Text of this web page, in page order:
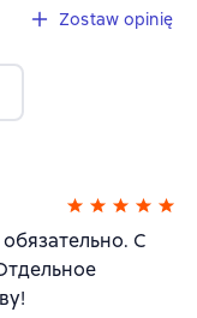
Zostaw opinię
С